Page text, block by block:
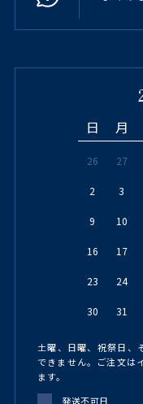
日 月
26 27
2 3
9 10
16 17
23 24
30 31
土曜、日曜、祝祭日、
できません。ご注文は
ます。
発送不可日